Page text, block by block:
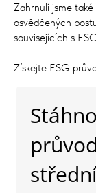
Zahrnuli jsme
osvědčených
souvisejících s
Získejte ESG